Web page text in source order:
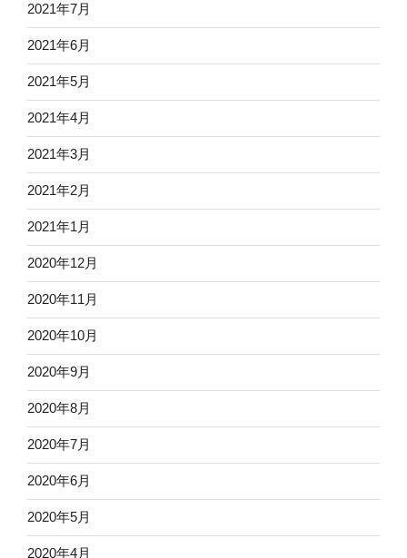
2021年7月
2021年6月
2021年5月
2021年4月
2021年3月
2021年2月
2021年1月
2020年12月
2020年11月
2020年10月
2020年9月
2020年8月
2020年7月
2020年6月
2020年5月
2020年4月